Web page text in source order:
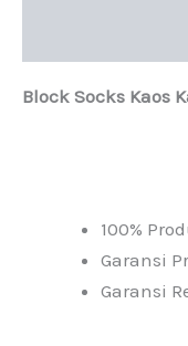
Block Socks Kaos
100%
Garansi
Garansi